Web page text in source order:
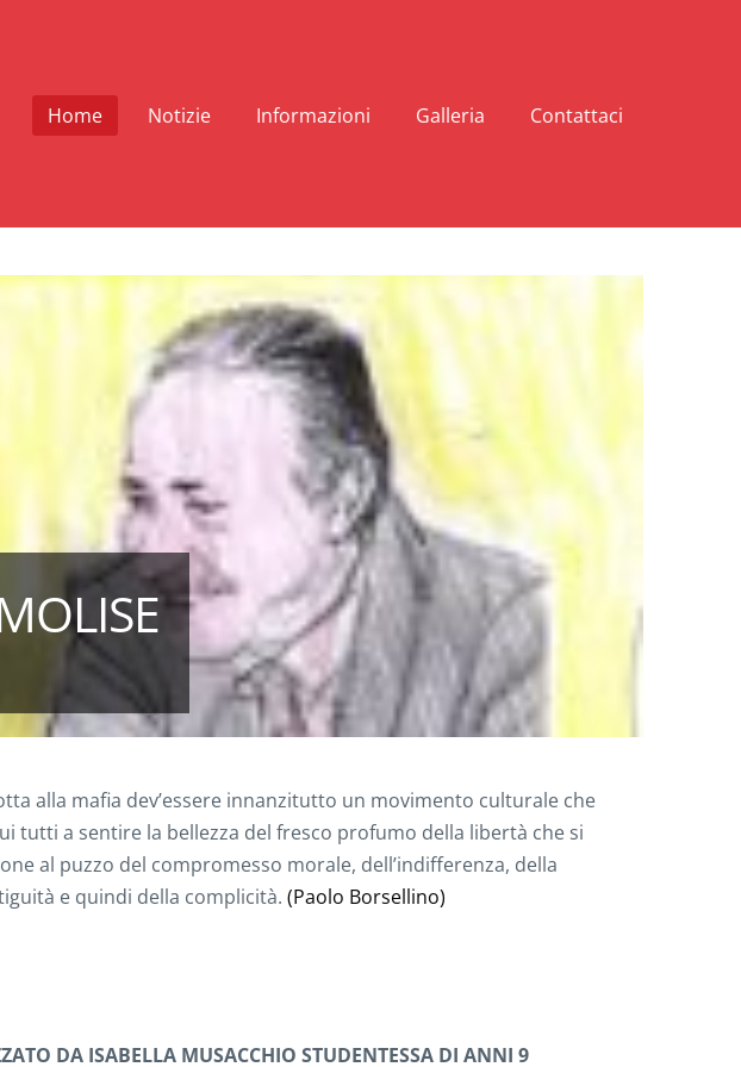
Home Notizie Informazioni Galleria Contattaci
alla mafia dev’essere innanzitutto un movimento culturale che
tutti a sentire la bellezza del fresco profumo della libertà che si
al puzzo del compromesso morale, dell’indifferenza, della
e quindi della complicità. (Paolo Borsellino)
DA ISABELLA MUSACCHIO STUDENTESSA DI ANNI 9